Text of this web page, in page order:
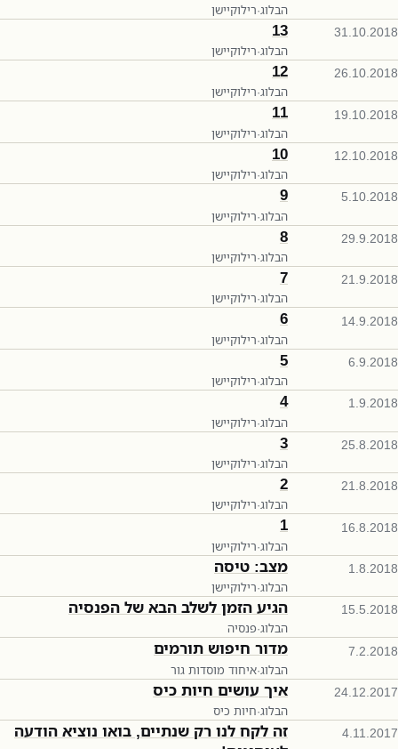
הבלוג·רילוקיישן
31.10.2018
13
הבלוג·רילוקיישן
26.10.2018
12
הבלוג·רילוקיישן
19.10.2018
11
הבלוג·רילוקיישן
12.10.2018
10
הבלוג·רילוקיישן
5.10.2018
9
הבלוג·רילוקיישן
29.9.2018
8
הבלוג·רילוקיישן
21.9.2018
7
הבלוג·רילוקיישן
14.9.2018
6
הבלוג·רילוקיישן
6.9.2018
5
הבלוג·רילוקיישן
1.9.2018
4
הבלוג·רילוקיישן
25.8.2018
3
הבלוג·רילוקיישן
21.8.2018
2
הבלוג·רילוקיישן
16.8.2018
1
הבלוג·רילוקיישן
1.8.2018 מצב: טיסה
הבלוג·רילוקיישן
15.5.2018 הגיע הזמן לשלב הבא של הפנסיה
הבלוג·פנסיה
7.2.2018 מדור חיפוש תורמים
הבלוג·איחוד מוסדות גור
24.12.2017 איך עושים חיות כיס
הבלוג·חיות כיס
4.11.2017
זה לקח לנו רק שנתיים, בואו נוציא הודעה